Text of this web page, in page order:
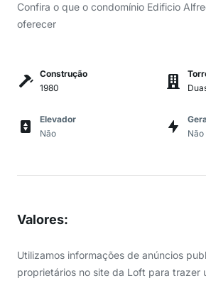
Confira o que o condomínio Edificio
oferecer
Construção
1980
Elevador
Não
Não
Valores:
Utilizamos informações de anúncios
proprietários no site da Loft para trazer